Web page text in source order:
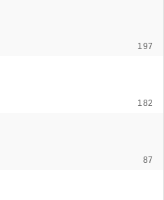
197
182
87